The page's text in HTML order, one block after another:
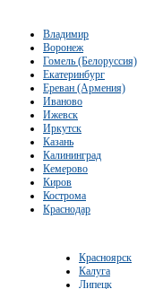
Владимир
Воронеж
Гомель (Белоруссия)
Екатеринбург
Ереван (Армения)
Иваново
Ижевск
Иркутск
Казань
Калининград
Кемерово
Киров
Кострома
Краснодар
Красноярск
Калуга
Липецк